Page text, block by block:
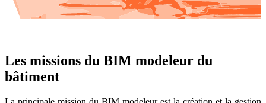
Les missions du BIM modeleur du
bâtiment